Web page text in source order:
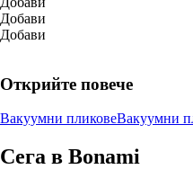
Добави
Добави
Открийте повече
Вакуумни пликовеВакуумни
Сега в Bonami